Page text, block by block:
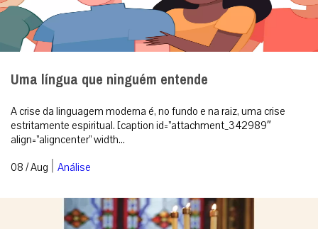
Uma língua que ninguém entende
A crise da linguagem moderna é, no fundo e na raiz, uma crise
estritamente espiritual. [caption id=”attachment_342989″
align=”aligncenter” width...
08 / Aug | Análise